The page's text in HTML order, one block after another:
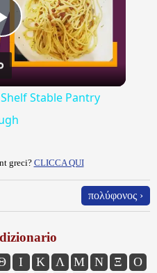
Play
Video
Stable Pantry
greci? CLICCA QUI
πολύφονος ›
Ι Κ Λ Μ Ν Ξ
Ο